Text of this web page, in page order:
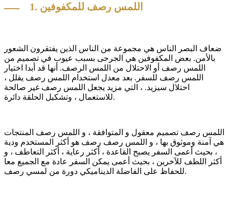
1. اللمس رصف للمكفوفين
ضعاف البصر الناس هي مجموعة من الناس الذين يفتقرون الشعور
بالأمن. بعض المكفوفين هي الجرحى بسبب عيوب في تصميم من
اللمس رصف أو الاحتلال من اللمس الرصف. أنها قد أبدا اختيار
اللمس رصف للسفر. بعد معدل استخدام اللمس رصف يقلل ،
احتلال سيزيد. ، التي مزيد يجعل اللمس رصف غير صالحة
للاستعمال ، وتشكيل الحلقة دائرة.
اللمس رصف تصميم معقول و المتوافقة ، و اللمس رصف المنتجات
هي آمنة وموثوق بها ، و اللمس رصف رصف هو أكثر المستخدم ودية
، بحيث أعمى السفر يصبح القاعدة ، أكثر رعاية ، أكثر التعاطف ، و
أكثر اللطف للآخرين ، بحيث أعمى يمكن السفر عادة مع الجميع معا
للحفاظ على الفاضلة الديناميكي دورة من لمسي رصف.